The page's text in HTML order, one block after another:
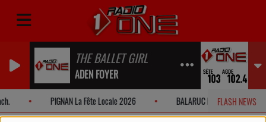
THE BALLET GIRL
ADEN FOYER
FLASH NEWS
PIGNAN La Fête Locale 2026 BALARUC LES BAINS Fête